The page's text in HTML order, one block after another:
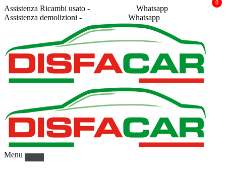
Assistenza Ricambi usato -
Whatsapp
Assistenza demolizioni -
Whatsapp
Menu
0